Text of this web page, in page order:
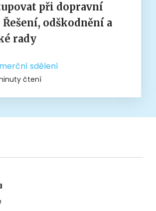
při dopravní
Řešení, odškodnění a
rady
sdělení
čtení